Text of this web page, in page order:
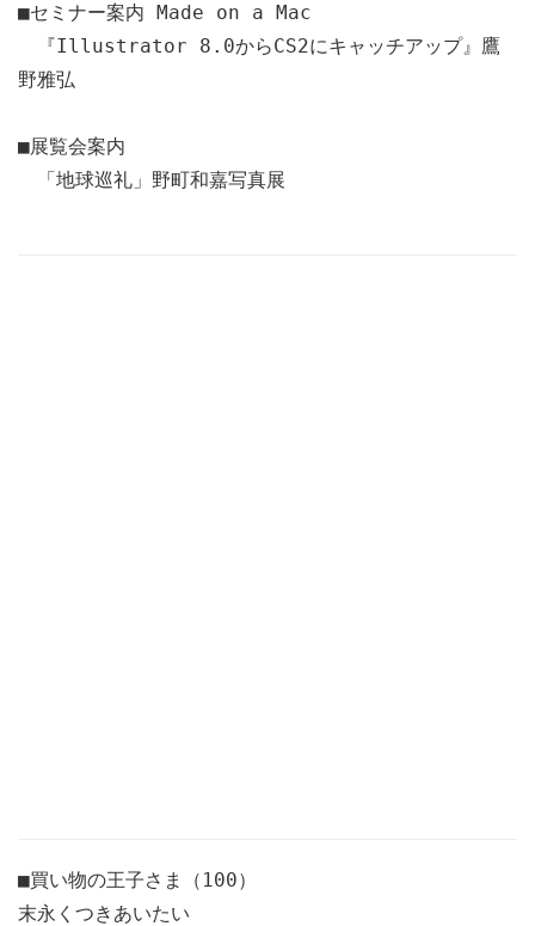
■セミナー案内 Made on a Mac
『Illustrator 8.0からCS2にキャッチアップ』鷹
野雅弘
■展覧会案内
「地球巡礼」野町和嘉写真展
■買い物の王子さま（100）
末永くつきあいたい